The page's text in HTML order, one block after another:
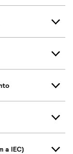
a IEC)